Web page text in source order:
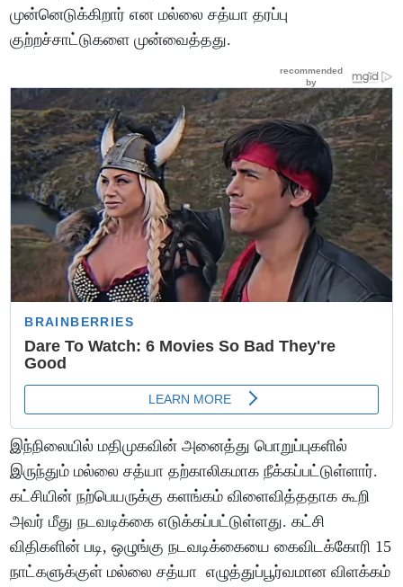
முன்னெடுக்கிறார் என மல்லை சத்யா தரப்பு
குற்றச்சாட்டுகளை முன்வைத்தது.
இந்நிலையில் மதிமுகவின் அனைத்து பொறுப்புகளில்
இருந்தும் மல்லை சத்யா தற்காலிகமாக நீக்கப்பட்டுள்ளார்.
கட்சியின் நற்பெயருக்கு களங்கம் விளைவித்ததாக கூறி
அவர் மீது நடவடிக்கை எடுக்கப்பட்டுள்ளது. கட்சி
விதிகளின் படி, ஒழுங்கு நடவடிக்கையை கைவிடக்கோரி 15
நாட்களுக்குள் மல்லை சத்யா எழுத்துப்பூர்வமான விளக்கம்